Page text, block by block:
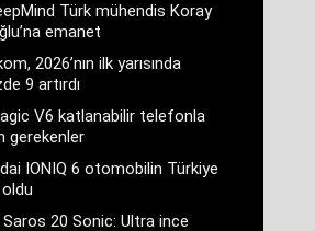
Türk mühendis Koray
emanet
2026’nın ilk yarısında
9 artırdı
V6 katlanabilir telefonla
gerekenler
IONIQ 6 otomobilin Türkiye
20 Sonic: Ultra ince